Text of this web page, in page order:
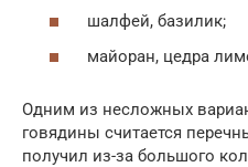
шалфей, базилик;
майоран, цедра
Одним из несложных
говядины считается
получил из-за большого